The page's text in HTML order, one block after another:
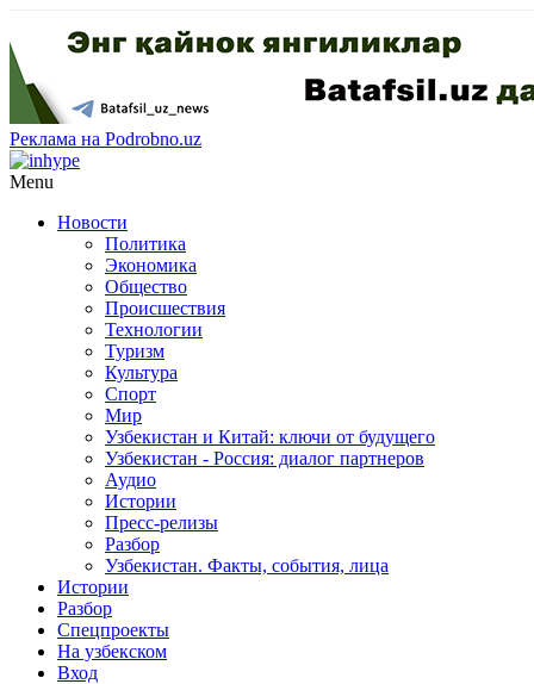
Реклама на Podrobno.uz
Menu
Новости
Политика
Экономика
Общество
Происшествия
Технологии
Туризм
Культура
Спорт
Мир
Узбекистан и Китай: ключи от будущего
Узбекистан - Россия: диалог партнеров
Аудио
Истории
Пресс-релизы
Разбор
Узбекистан. Факты, события, лица
Истории
Разбор
Спецпроекты
На узбекском
Вход